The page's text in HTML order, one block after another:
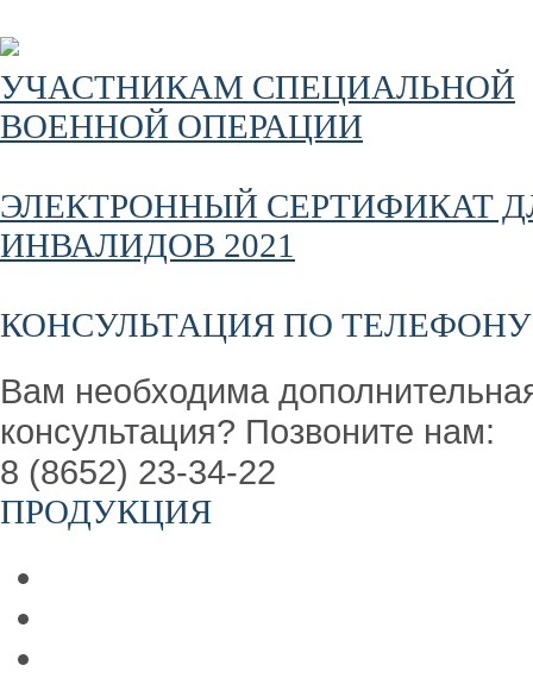
УЧАСТНИКАМ СПЕЦИАЛЬНОЙ
ВОЕННОЙ ОПЕРАЦИИ
ЭЛЕКТРОННЫЙ СЕРТИФИКАТ
ИНВАЛИДОВ 2021
КОНСУЛЬТАЦИЯ ПО ТЕЛЕФОНУ
Вам необходима
консультация? Позвоните нам:
8 (8652) 23-34-22
ПРОДУКЦИЯ